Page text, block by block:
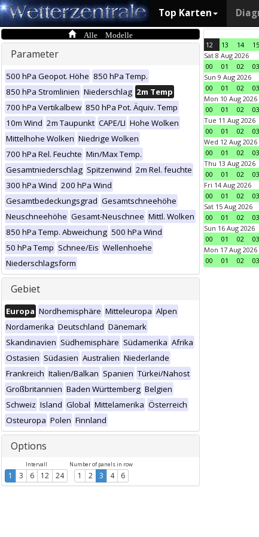
Top Karten
Alle Modelle
Parameter
500 hPa Geopot. Höhe 850 hPa Temp.
850 hPa Stromlinien Niederschlag 2m Temp
700 hPa Vertikalbew 850 hPa Pot. Äquiv. Temp
10m Wind 2m Taupunkt CAPE/LI Hohe Wolken
Mittelhohe Wolken Niedrige Wolken
700 hPa Rel. Feuchte Min/Max Temp.
Gesamtniederschlag Spitzenwind 2m Rel. feuchte
300 hPa Wind 200 hPa Wind
Gesamtbedeckungsgrad Gesamtschneehöhe
Neuschneehöhe Gesamt-Neuschnee Mittl. Wolken
850 hPa Temp. Abweichung 500 hPa Wind
50 hPa Temp Schnee/Eis Wellenhoehe
Niederschlagsform
Gebiet
Europa Nordhemisphäre Mitteleuropa Alpen
Nordamerika Deutschland Dänemark
Skandinavien Südhemisphäre Südamerika Afrika
Ostasien Südasien Australien Niederlande
Frankreich Italien/Balkan Spanien Türkei/Nahost
Großbritannien Baden Württemberg Belgien
Schweiz Island Global Mittelamerika Österreich
Osteuropa Polen Finnland
Options
Intervall
1 3 6 12 24
Number of panels in row
1 2 3 4 6
12 13 14 15
Sat 8 Aug 2026
00
01 02 03
Sun 9 Aug 2026
00
01 02 03
Mon 10 Aug 2026
00
01 02 03
Tue 11 Aug 2026
00
01 02 03
Wed 12 Aug 2026
00
01 02 03
Thu 13 Aug 2026
00
01 02 03
Fri 14 Aug 2026
00
01 02 03
Sat 15 Aug 2026
00
01 02 03
Sun 16 Aug 2026
00
01 02 03
Mon 17 Aug 2026
00
01 02 03